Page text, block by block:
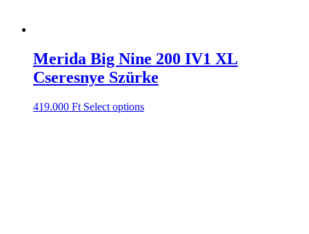
Merida Big Nine 200 IV1 XL
Cseresnye Szürke
419.000 Ft Select options